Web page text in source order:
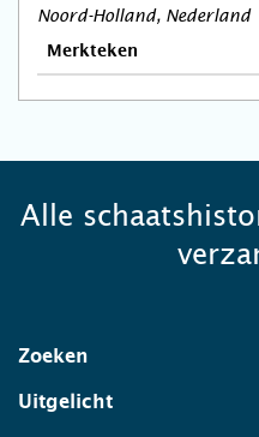
Noord-Holland, Nederland
Merkteken
Alle
Zoeken
Uitgelicht